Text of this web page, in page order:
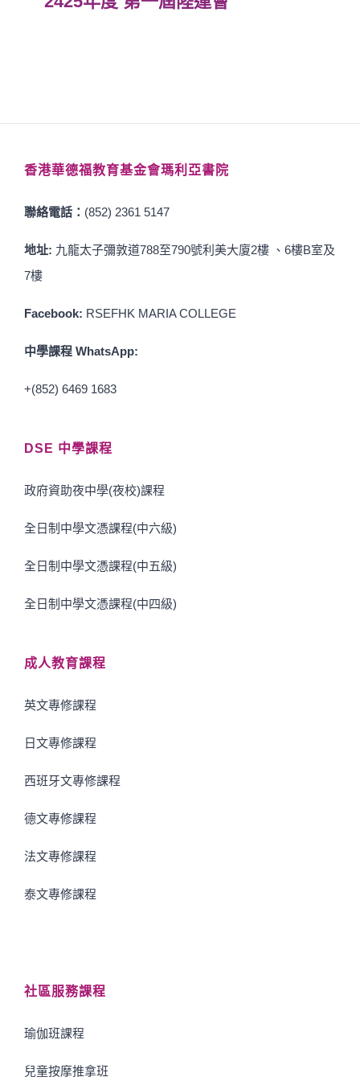
香港華德福教育基金會瑪利亞書院
聯絡電話： (852) 2361 5147
地址: 九龍太子彌敦道788至790號利美大廈2樓 、6樓B室及
7樓
Facebook: RSEFHK MARIA COLLEGE
中學課程 WhatsApp:
+(852) 6469 1683
DSE 中學課程
政府資助夜中學(夜校)課程
全日制中學文憑課程(中六級)
全日制中學文憑課程(中五級)
全日制中學文憑課程(中四級)
成人教育課程
英文專修課程
日文專修課程
西班牙文專修課程
德文專修課程
法文專修課程
泰文專修課程
社區服務課程
瑜伽班課程
兒童按摩推拿班